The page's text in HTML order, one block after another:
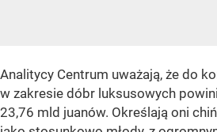
Analitycy Centrum uważają, że do
w zakresie dóbr luksusowych
23,76 mld juanów. Określają oni